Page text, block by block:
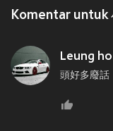
Komentar untuk
Leung
頭好多廢話